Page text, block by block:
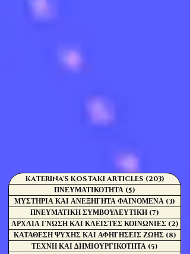
KATERINA'S KOSTAKI ARTICLES (203) 203
ΠΝΕΥΜΑΤΙΚΟΤΗΤΑ (5)
ΜΥΣΤΗΡΙΑ ΚΑΙ ΑΝΕΞΗΓΗΤΑ ΦΑΙΝΟΜΕΝΑ (3)
ΠΝΕΥΜΑΤΙΚΗ ΣΥΜΒΟΥΛΕΥΤΙΚΗ (7)
ΑΡΧΑΙΑ ΓΝΩΣΗ ΚΑΙ ΚΛΕΙΣΤΕΣ ΚΟΙΝΩΝΙΕΣ (2)
ΚΑΤΑΘΕΣΗ ΨΥΧΗΣ ΚΑΙ ΑΦΗΓΗΣΕΙΣ ΖΩΗΣ (8)
ΤΕΧΝΗ ΚΑΙ ΔΗΜΙΟΥΡΓΙΚΟΤΗΤΑ (5)